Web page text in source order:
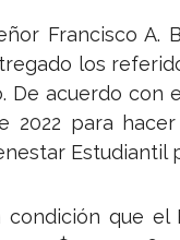
Francisco A.
los
acuerdo con
2022 para
Estudiantil
que el